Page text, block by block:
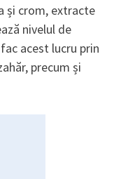
și crom, extracte
nivelul de
acest lucru prin
precum și